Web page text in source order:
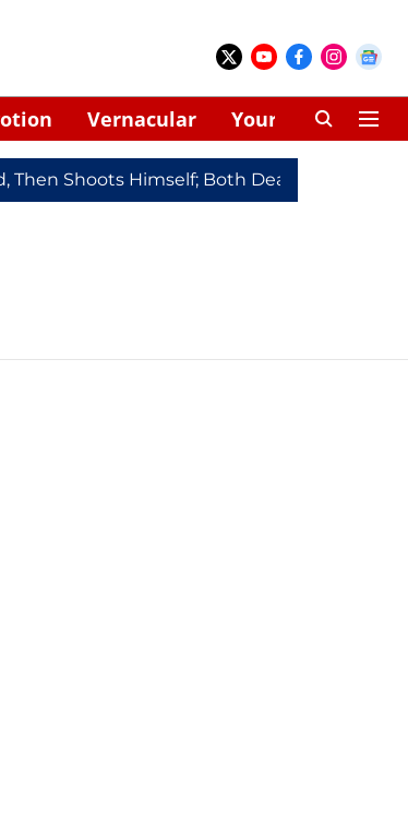
Vernacular Your Space
Shoots Himself; Both Dead